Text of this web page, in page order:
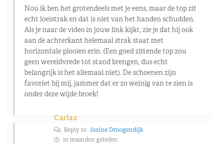
Nou ik ben het grotendeels met je eens, maar de top zit
echt loeistrak en dat is niet van het handen schudden.
Als je naar de video in jouw link kijkt, zie je dat hij ook
aan de achterkant helemaal strak staat met
horizontale plooien erin. (Een goed zittende top zou
geen wereldvrede tot stand brengen, dus echt
belangrijk is het allemaal niet). De schoenen zijn
favoriet bij mij, jammer dat er zo weinig van te zien is
onder deze wijde broek!
Carlaz
Reply to Josine Droogendijk
10 maanden geleden